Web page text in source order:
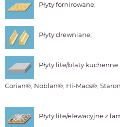
Płyty fornirowane,
Płyty drewniane,
Płyty lite/blaty
Corian®, Noblan®, Hi-Macs®,
Płyty lite/elewacyjne z